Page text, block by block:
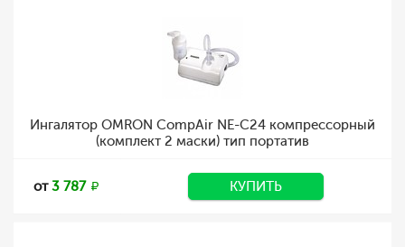
Ингалятор OMRON CompAir NE-C24 компрессорный
(комплект 2 маски) тип портатив
от3 787 КУПИТЬ